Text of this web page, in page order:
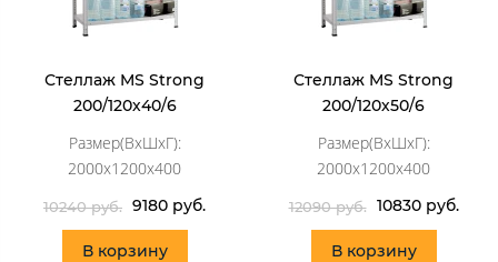
Стеллаж MS Strong
200/120х40/6
Размер(ВхШхГ):
2000x1200x400
10240 руб. 9180 руб.
В корзину
Стеллаж MS Strong
200/120х50/6
Размер(ВхШхГ):
2000x1200x400
12090 руб. 10830 руб.
В корзину